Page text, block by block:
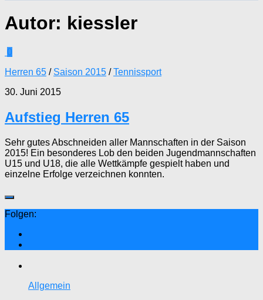
Autor: kiessler
0
Herren 65 / Saison 2015 /Tennissport
30. Juni 2015
Aufstieg Herren 65
Sehr gutes Abschneiden aller Mannschaften in der Saison
2015! Ein besonderes Lob den beiden Jugendmannschaften
U15 und U18, die alle Wettkämpfe gespielt haben und
einzelne Erfolge verzeichnen konnten.
Folgen:
Allgemein